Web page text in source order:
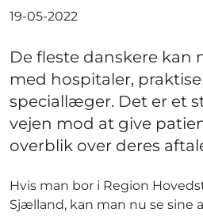
19-05-2022
De fleste danskere kan
med hospitaler,
speciallæger. Det er et
vejen mod at give
overblik over deres
Hvis man bor i Region
Sjælland, kan man nu se sine